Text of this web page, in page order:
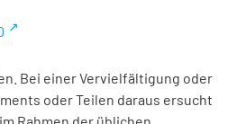
Bei einer Vervielfältigung oder
oder Teilen daraus ersucht